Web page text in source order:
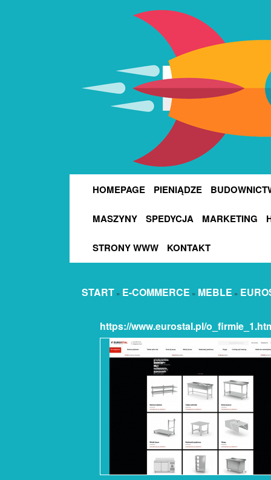
HOMEPAGE PIENIĄDZE
MASZYNY SPEDYCJA MARKETING
STRONY WWW KONTAKT
START » E-COMMERCE » MEBLE »
https://www.eurostal.pl/